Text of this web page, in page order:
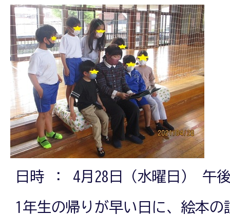
日時 ： 4月28日（水曜日） 午
1年生の帰りが早い日に、絵本